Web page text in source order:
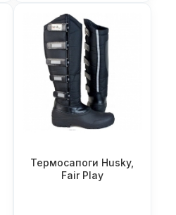
Термосапоги Husky,
Fair Play